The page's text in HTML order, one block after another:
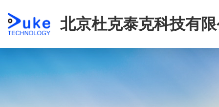
北京杜克泰克科技有